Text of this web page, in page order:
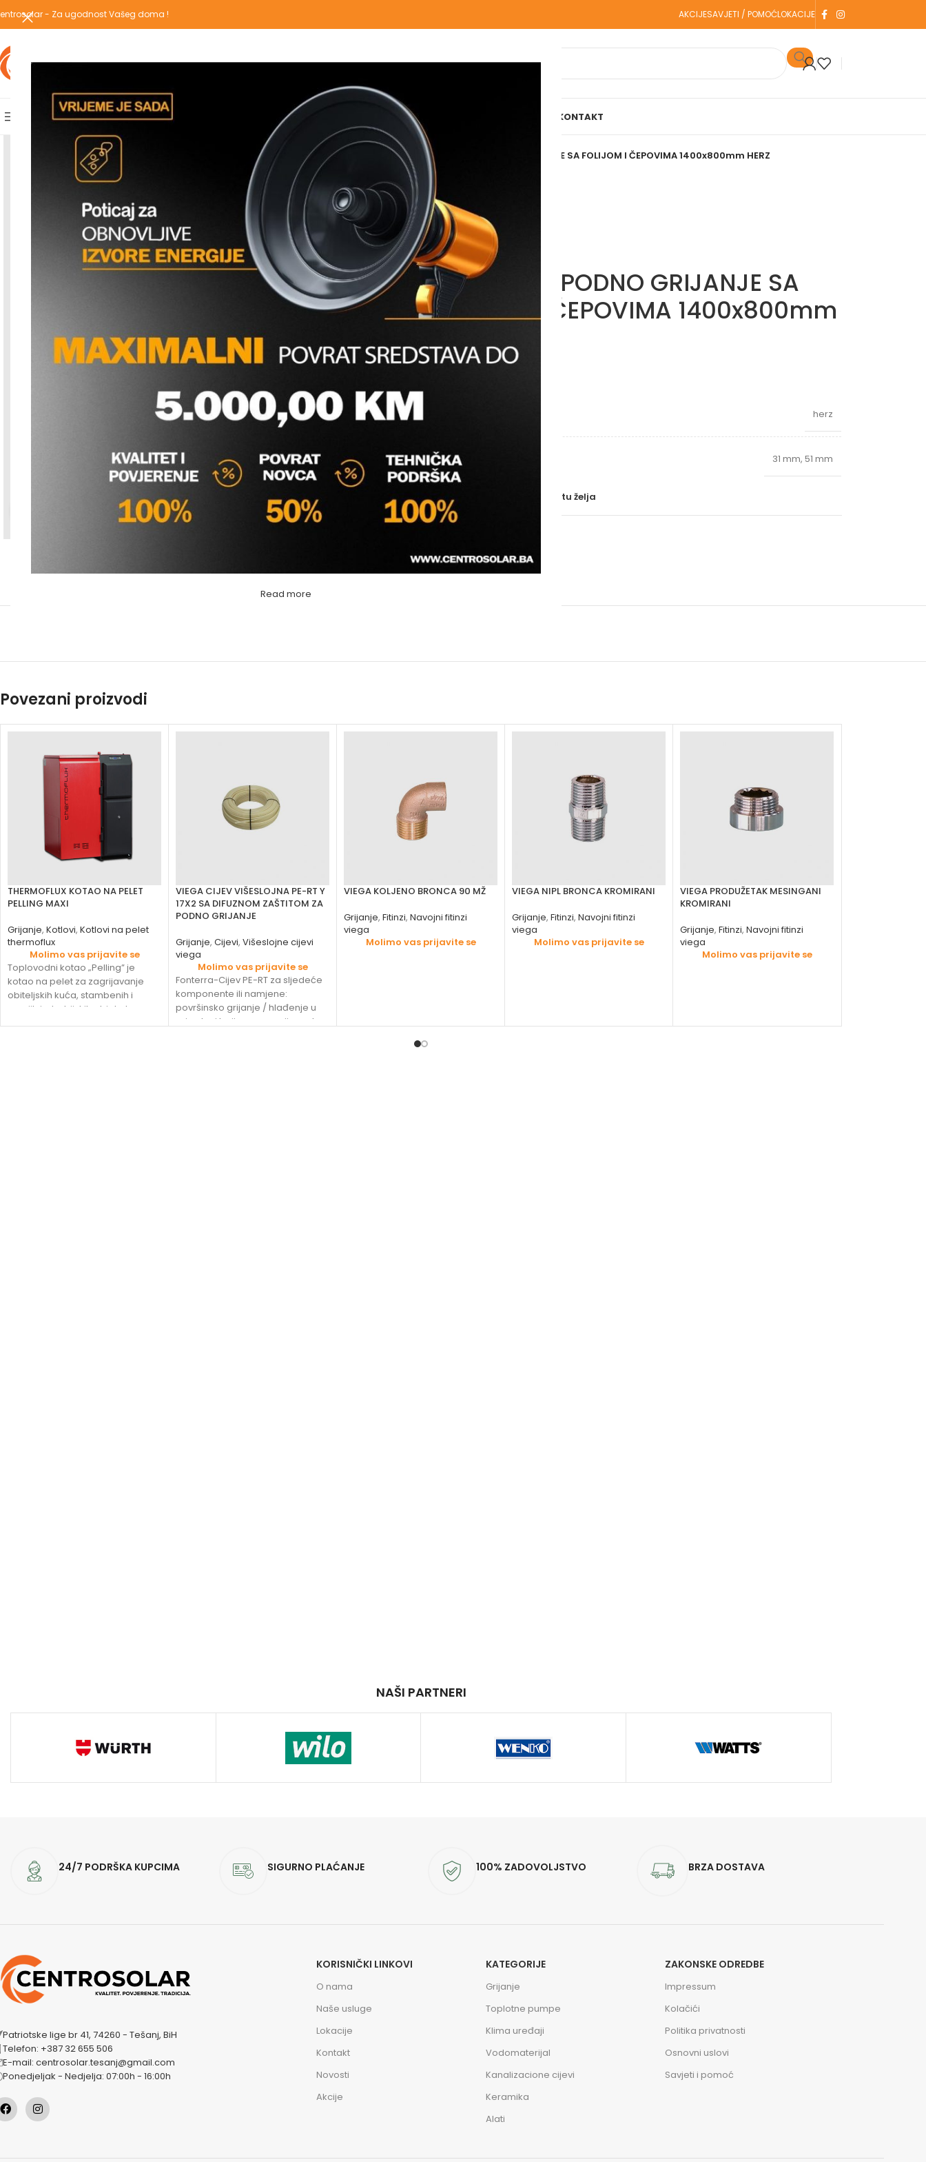
Read more
- Za ugodnost Vašeg doma ! AKCIJESAVJETI / POMOĆLOKACIJE
POPULARNE KATEGORIJE PREGLEDAJ CIJELI WEBSHOP
AKCIJSKA PONUDA
O NAMANAŠE USLUGE KONTAKT
Početna
RASTER ZA PODNO GRIJANJE SA FOLIJOM I ČEPOVIMA 1400x800mm HERZ
RASTER ZA PODNO GRIJANJE SA
FOLIJOM I ČEPOVIMA 1400x800mm
HERZ
herz
DIMENZIJE 31 mm, 51 mm
Uporedi Dodaj na listu želja
Oznaka:raster
Povezani proizvodi
THERMOFLUX KOTAO NA PELET
PELLING MAXI
Grijanje, Kotlovi, Kotlovi na pelet
thermoflux
Molimo vas prijavite se
Toplovodni kotao „Pelling” je
kotao na pelet za zagrijavanje
obiteljskih kuća, stambenih i
manjih industrijskih objekata.
Kotao je modernog dizajna
VIEGA CIJEV VIŠESLOJNA PE-RT Y
17X2 SA DIFUZNOM ZAŠTITOM ZA
PODNO GRIJANJE
Grijanje, Cijevi, Višeslojne cijevi
viega
Molimo vas prijavite se
Fonterra-Cijev PE-RT za sljedeće
komponente ili namjene:
površinsko grijanje / hlađenje u
prirodnoj boji osnovna cijev od
VIEGA KOLJENO BRONCA 90 MŽ
Grijanje, Fitinzi, Navojni fitinzi
viega
Molimo vas prijavite se
VIEGA NIPL BRONCA KROMIRANI
Grijanje, Fitinzi, Navojni fitinzi
viega
Molimo vas prijavite se
VIEGA PRODUŽETAK MESINGANI
KROMIRANI
Grijanje, Fitinzi, Navojni fitinzi
viega
Molimo vas prijavite se
NAŠI PARTNERI
24/7 PODRŠKA KUPCIMA SIGURNO PLAĆANJE 100% ZADOVOLJSTVO BRZA DOSTAVA
Patriotske lige br 41, 74260 - Tešanj, BiH
Telefon: +387 32 655 506
E-mail: centrosolar.tesanj@gmail.com
Ponedjeljak - Nedjelja: 07:00h - 16:00h
KORISNIČKI LINKOVI
O nama
Naše usluge
Lokacije
Kontakt
Novosti
Akcije
KATEGORIJE
Grijanje
Toplotne pumpe
Klima uređaji
Vodomaterijal
Kanalizacione cijevi
Keramika
Alati
ZAKONSKE ODREDBE
Impressum
Kolačići
Politika privatnosti
Osnovni uslovi
Savjeti i pomoć